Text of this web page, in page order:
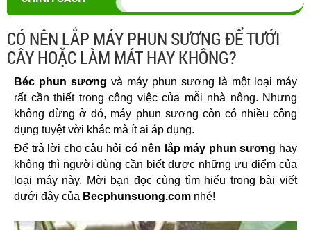
CÓ NÊN LẮP MÁY PHUN SƯƠNG ĐỂ TƯỚI
CÂY HOẶC LÀM MÁT HAY KHÔNG?
Béc phun sương và máy phun sương là một loại máy
rất cần thiết trong công việc của mỗi nhà nông. Nhưng
không dừng ở đó, máy phun sương còn có nhiều công
dụng tuyệt vời khác mà ít ai áp dụng.
Để trả lời cho câu hỏi có nên lắp máy phun sương hay
không thì người dùng cần biết được những ưu điểm của
loại máy này. Mời bạn đọc cùng tìm hiểu trong bài viết
dưới đây của Becphunsuong.com nhé!